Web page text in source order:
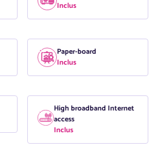
Inclus
Paper-board
Inclus
High broadband Internet
access
Inclus